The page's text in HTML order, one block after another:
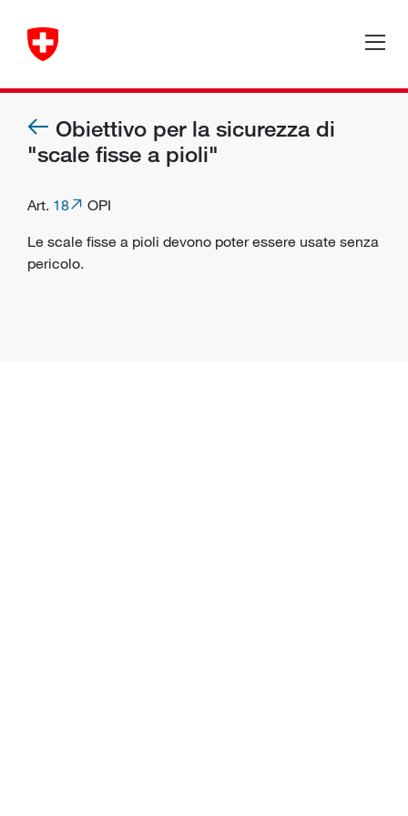
Obiettivo per la sicurezza di
"scale fisse a pioli"
Art. 18
OPI
Le scale fisse a pioli devono poter essere usate senza
pericolo.